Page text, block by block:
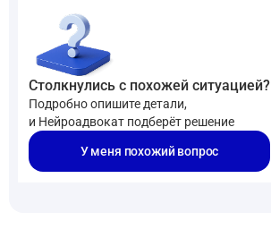
Столкнулись с похожей ситуацией?
Подробно опишите детали,
и Нейроадвокат подберёт решение
У меня похожий вопрос